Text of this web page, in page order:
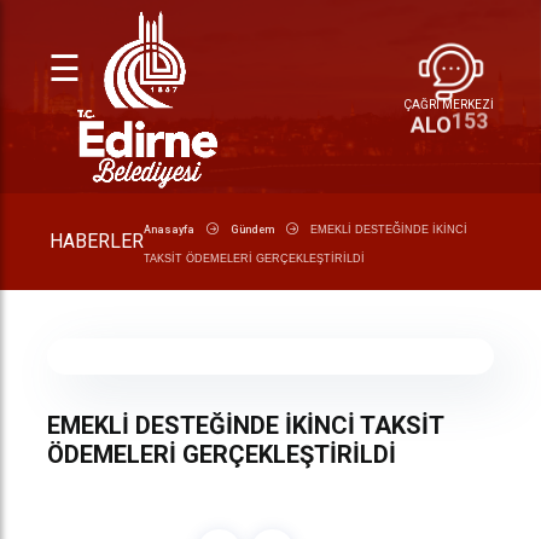
☰
ÇAĞRI MERKEZİ
ALO153
HABERLERAnasayfa Gündem EMEKLİ DESTEĞİNDE İKİNCİ
TAKSİT ÖDEMELERİ GERÇEKLEŞTİRİLDİ
EMEKLİ DESTEĞİNDE İKİNCİ TAKSİT
ÖDEMELERİ GERÇEKLEŞTİRİLDİ